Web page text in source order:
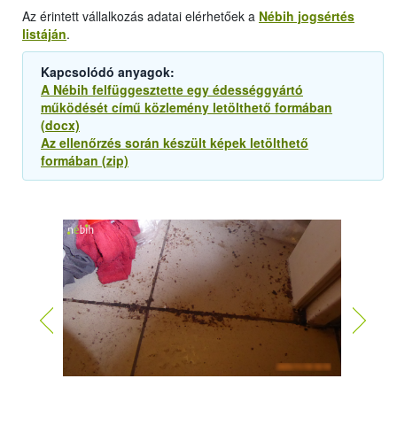
Az érintett vállalkozás adatai elérhetőek a Nébih jogsértés
listáján.
Kapcsolódó anyagok:
A Nébih felfüggesztette egy édességgyártó
működését című közlemény letölthető formában
(docx)
Az ellenőrzés során készült képek letölthető
formában (zip)